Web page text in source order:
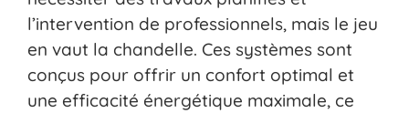
l’intervention de professionnels, mais le jeu
en vaut la chandelle. Ces systèmes sont
conçus pour offrir un confort optimal et
une efficacité énergétique maximale, ce